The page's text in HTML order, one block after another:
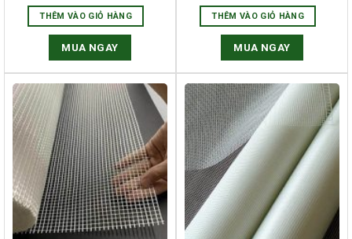
THÊM VÀO GIỎ HÀNG
MUA NGAY
THÊM VÀO GIỎ HÀNG
MUA NGAY